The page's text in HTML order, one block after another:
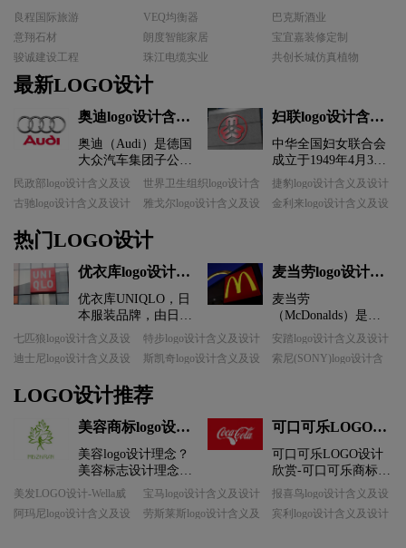
计,环境电商商标设计,商标设计前期提供
LOGO整体策划,照片拍摄,文案撰写等环境
商标设计服务。
良程国际旅游 VEQ均衡器
巴克斯酒业
意翔石材
朗度智能家居
宝宜嘉装修定制
骏诚建设工程
珠江电缆实业 共创长城仿真植物
最新LOGO设计
奥迪logo设计含义
及设计理念
奥迪（Audi）是德国
大众汽车集团子公司
奥迪汽车公司旗下的
豪华汽车品牌，作为
高技术水平、质量标
经典车型款式的代
功的汽车品牌之一。
公司总部设在德国的
英戈尔施塔特，并在
中国等许多国家有分
工公司。奥迪是德国
历史最悠久的汽车制
起，奥迪开始采用四
环徽标，它象征着奥
迪与小奇迹(DKW)、
霍希(Horch)和漫游者
(Wanderer)合并成的
汽车联盟公司。在20
世纪30年代，汽车联
盟公司涵盖了德国汽
车工业能够提供的所
妇联logo设计含义
及设计理念
中华全国妇女联合会
成立于1949年4月3
日，是全国各族各界
妇女为争取进一步解
放与发展而联合起来
系妇女群众的桥梁和
纽带，是国家政权的
重要社会支柱。中国
妇女是建设新时代中
国特色社会主义的重
要力量。中华全国妇
义、毛泽东思想、邓
小平理论、“三个代
表”重要思想、科学发
展观、习近平新时代
中国特色社会主义思
想为行动指南，坚持
中国共产党的领导，
民政部logo设计含义及设
世界卫生组织logo设计含
捷豹logo设计含义及设计
古驰logo设计含义及设计
雅戈尔logo设计含义及设
金利来logo设计含义及设
热门LOGO设计
优衣库logo设计含
义及设计理念
优衣库UNIQLO，日
本服装品牌，由日本
迅销公司建立于1963
年，当年是一家销售
西服的小服装店，现
品牌。优衣库现任董
在日本首次引进了大
卖场式的服装销售方
式，通过独特的商品
策划、开发和销售体
系来实现店铺运作的
低成本化，由此引发
麦当劳logo设计含
义及设计理念
麦当劳
（McDonalds）是世
界最著名的快餐连锁
品牌。在全世界一百
多个国家拥有超过两
的‘M’ 标志的金色的
拱形图案是今天最为
著名的标志之一，简
洁的M和传统的红黄
色彩已然成为世界上
最著名的品牌特征。
七匹狼logo设计含义及设
特步logo设计含义及设计
安踏logo设计含义及设计
迪士尼logo设计含义及设
斯凯奇logo设计含义及设
索尼(SONY)logo设计含
LOGO设计推荐
美容商标logo设计-
美之然-FEGER菲
格美容品牌logo设
美容logo设计理念？
美容标志设计理念？
美容商标设计理念？
义？美容标志设计含
可口可乐LOGO设
计-可口可乐品牌
logo设计
可口可乐LOGO设计
欣赏-可口可乐商标
logo设计理念：可口
可乐logo设计理念？
可口可乐标志设计理
美发LOGO设计-Wella威
宝马logo设计含义及设计
报喜鸟logo设计含义及设
阿玛尼logo设计含义及设
劳斯莱斯logo设计含义及
宾利logo设计含义及设计